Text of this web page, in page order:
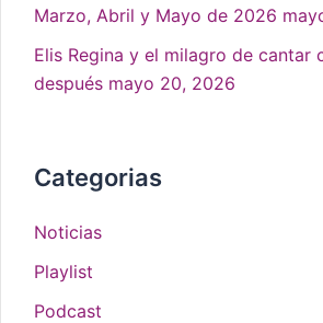
Marzo, Abril y Mayo de 2026
Elis Regina y el milagro de cantar
después mayo 20, 2026
Categorias
Noticias
Playlist
Podcast